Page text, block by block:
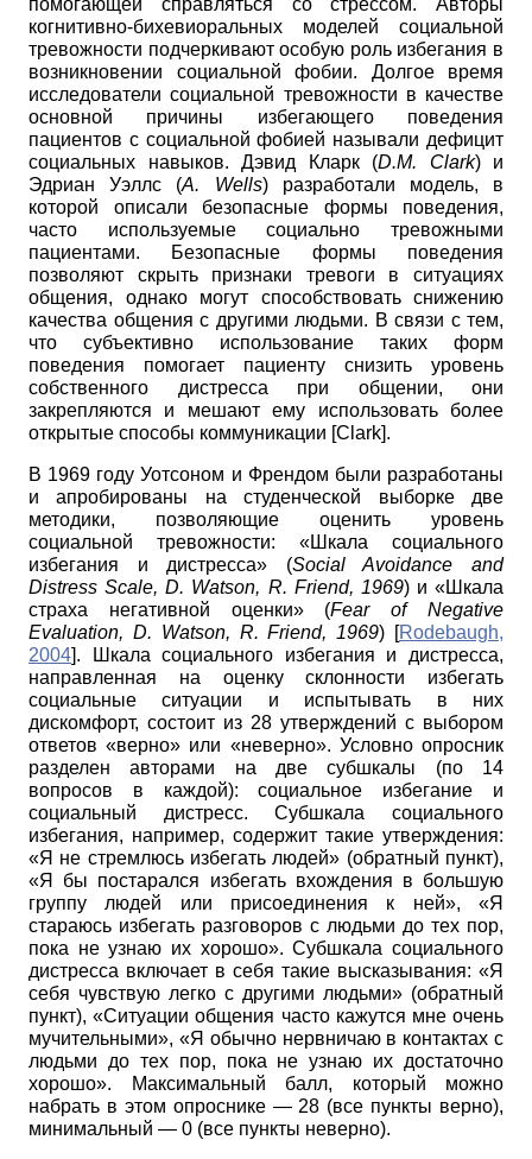
помогающей справляться со стрессом. Авторы
когнитивно-бихевио­ральных моделей социальной
тревожности подчеркивают особую роль избегания в
возникновении социальной фобии. Долгое время
исследователи социальной тревожности в качестве
основной причины избегающего поведения
пациентов с социальной фобией называли дефицит
социальных навыков. Дэвид Кларк (D.M. Clark) и
Эдриан Уэллс (A. Wells) разработали модель, в
которой описали безопасные формы поведения,
часто используемые социально тревожными
пациентами. Безопасные формы поведения
позволяют скрыть признаки тревоги в ситуациях
общения, однако могут способствовать снижению
качества общения с другими людьми. В связи с тем,
что субъективно использование таких форм
поведения помогает пациенту снизить уровень
собственного дистресса при общении, они
закрепляются и мешают ему использовать более
открытые способы коммуникации [Clark].
В 1969 году Уотсоном и Френдом были разработаны
и апробированы на студенческой выборке две
методики, позволяющие оценить уровень
социальной тревожности: «Шкала социального
избегания и дистресса» (Social Avoidance
and
Distress Scale,D. Watson, R. Friend, 1969) и «Шкала
страха негативной оценки» (Fear of
Negative
Evaluation, D. Watson, R.Friend, 1969) [Rodebaugh,
2004]. Шкала социального избегания и дистресса,
направленная на оценку склонности избегать
социальные ситуации и испытывать в них
дискомфорт, состоит из 28 утверждений с выбором
ответов «верно» или «неверно». Условно опросник
разделен авторами на две субшкалы (по 14
вопросов в каждой): социальное избегание и
социальный дистресс. Субшкала социального
избегания, например, содержит такие утверждения:
«Я не стремлюсь избегать людей» (обратный пункт),
«Я бы постарался избегать вхождения в большую
группу людей или присоединения к ней», «Я
стараюсь избегать разговоров с людьми до тех пор,
пока не узнаю их хорошо». Субшкала социального
дистресса включает в себя такие высказывания: «Я
себя чувствую легко с другими людьми» (обратный
пункт), «Ситуации общения часто кажутся мне очень
мучительными», «Я обычно нервничаю в контактах с
людьми до тех пор, пока не узнаю их достаточно
хорошо». Максимальный балл, который можно
набрать в этом опроснике — 28 (все пункты верно),
минимальный — 0 (все пункты неверно).